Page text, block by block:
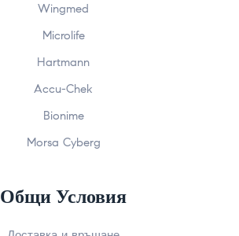
Wingmed
Microlife
Hartmann
Accu-Chek
Bionime
Morsa Cyberg
Общи Условия